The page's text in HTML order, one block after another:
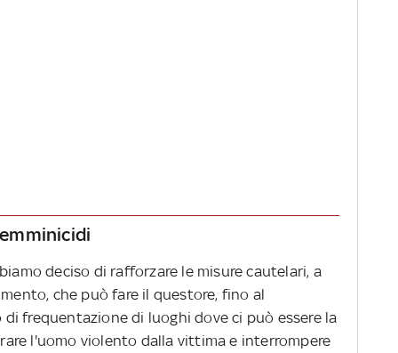
deciso di rafforzare le misure cautelari, a
che può fare il questore, fino al
frequentazione di luoghi dove ci può essere la
l'uomo violento dalla vittima e interrompere